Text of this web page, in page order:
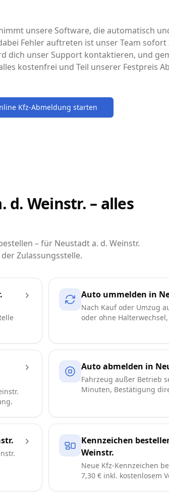
unsere Software, die automatisch
Fehler auftreten ist unser Team
dich unser Support kontaktieren, und
kostenfrei und Teil unserer Festpreis
Kfz-Abmeldung starten
d. Weinstr. – alles
– für Neustadt a. d. Weinstr.
Zulassungsstelle.
Auto ummelden in
Nach Kauf oder Umzug
oder ohne
Auto abmelden in
Fahrzeug außer Betrieb
Minuten, Bestätigung
Kennzeichen
Weinstr.
Neue Kfz-Kennzeichen
7,30 € inkl. kostenlosem